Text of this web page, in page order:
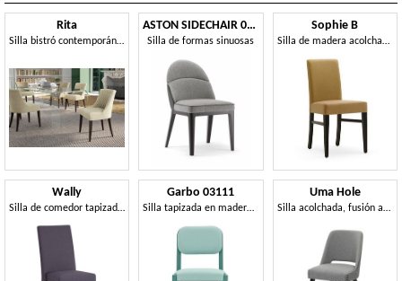
Rita
Silla bistró contemporánea
ASTON SIDECHAIR 062 S
Silla de formas sinuosas
Sophie B
Silla de madera acolchada, tamaño pequeño
Wally
Silla de comedor tapizada, patas de madera.
Garbo 03111
Silla tapizada en madera maciza, con asiento con cinturón
Uma Hole
Silla acolchada, fusión armoniosa de elegancia y linealidad.